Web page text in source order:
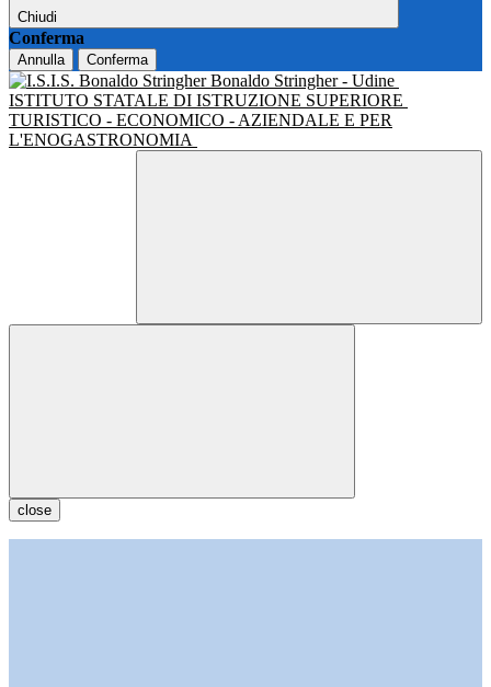
Chiudi
Conferma
Annulla Conferma
Bonaldo Stringher - Udine
ISTITUTO STATALE DI ISTRUZIONE SUPERIORE
TURISTICO - ECONOMICO - AZIENDALE E PER
L'ENOGASTRONOMIA
close